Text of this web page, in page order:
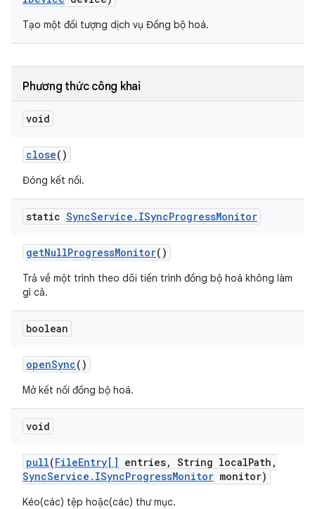
Tạo một đối tượng dịch vụ Đồng bộ hoá.
Phương thức công khai
void
close()
Đóng kết nối.
static SyncService . ISyncProgressMonitor
getNullProgressMonitor()
Trả về một trình theo dõi tiến trình đồng bộ hoá không làm
gì cả.
boolean
openSync()
Mở kết nối đồng bộ hoá.
void
pull(FileEntry[] entries, String localPath ,
SyncService . ISyncProgressMonitor monitor)
Kéo(các) tệp hoặc(các) thư mục.